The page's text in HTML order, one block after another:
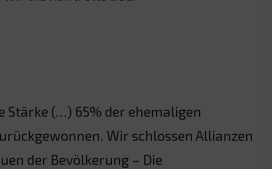
(…) 65% der ehemaligen
Wir schlossen Allianzen
der Bevölkerung – Die